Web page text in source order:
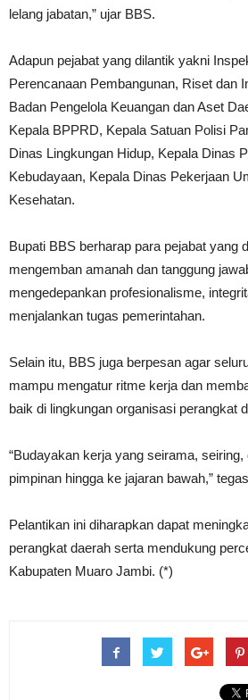
lelang jabatan,” ujar BBS.
Adapun pejabat yang dilantik yakni
Perencanaan Pembangunan, Riset dan
Badan Pengelola Keuangan dan Aset
Kepala BPPRD, Kepala Satuan Polisi
Dinas Lingkungan Hidup, Kepala Dinas
Kebudayaan, Kepala Dinas Pekerjaan
Kesehatan.
Bupati BBS berharap para pejabat yang
mengemban amanah dan tanggung
mengedepankan profesionalisme,
menjalankan tugas pemerintahan.
Selain itu, BBS juga berpesan agar
mampu mengatur ritme kerja dan
baik di lingkungan organisasi perangkat
“Budayakan kerja yang seirama,
pimpinan hingga ke jajaran bawah,”
Pelantikan ini diharapkan dapat
perangkat daerah serta mendukung
Kabupaten Muaro Jambi. (*)